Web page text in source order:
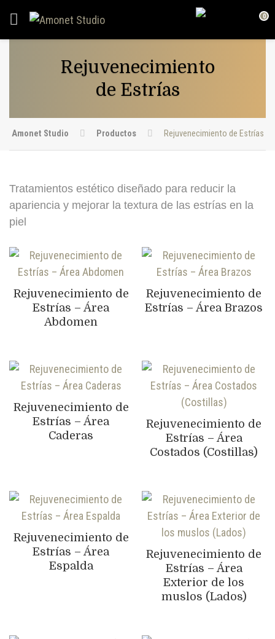
0
Rejuvenecimiento
de Estrías
Amonet Studio Productos Rejuvenecimiento de Estrías
Tratamientos estético diseñado para reducir la
apariencia y mejorar la textura de las estrías en la
piel
Rejuvenecimiento de
Estrías – Área
Abdomen
Rejuvenecimiento de
Estrías – Área Brazos
Rejuvenecimiento de
Estrías – Área
Caderas
Rejuvenecimiento de
Estrías – Área
Costados (Costillas)
Rejuvenecimiento de
Estrías – Área
Espalda
Rejuvenecimiento de
Estrías – Área
Exterior de los
muslos (Lados)